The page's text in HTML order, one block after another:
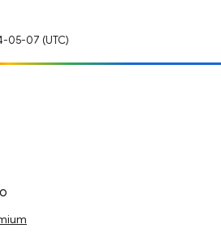
05-07 (UTC)